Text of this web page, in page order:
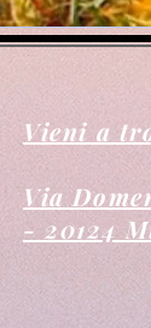
Vieni a
Via
- 20124